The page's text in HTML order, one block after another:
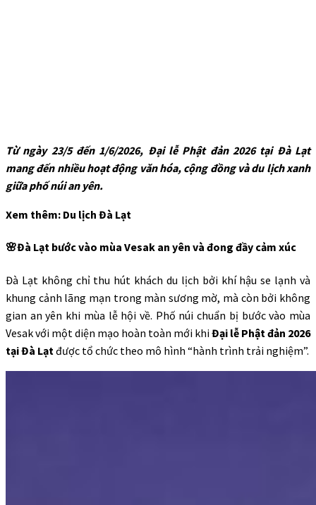
Từ ngày 23/5 đến 1/6/2026, Đại lễ Phật đản 2026 tại Đà Lạt
mang đến nhiều hoạt động văn hóa, cộng đồng và du lịch xanh
giữa phố núi an yên.
Xem thêm: Du lịch Đà Lạt
🌸Đà Lạt bước vào mùa Vesak an yên và đong đầy cảm xúc
Đà Lạt không chỉ thu hút khách du lịch bởi khí hậu se lạnh và
khung cảnh lãng mạn trong màn sương mờ, mà còn bởi không
gian an yên khi mùa lễ hội về. Phố núi chuẩn bị bước vào mùa
Vesak với một diện mạo hoàn toàn mới khiĐại lễ Phật đản 2026
tại Đà Lạt được tổ chức theo mô hình “hành trình trải nghiệm”.